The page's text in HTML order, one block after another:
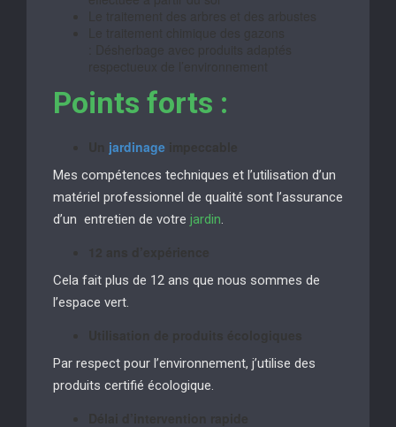
Points forts :
jardinage
Mes compétences techniques et l’utilisation d’un
matériel professionnel de qualité sont l’assurance
d’un entretien de votre jardin.
Cela fait plus de 12 ans que nous sommes de
l’espace vert.
Par respect pour l’environnement, j’utilise des
produits certifié écologique.